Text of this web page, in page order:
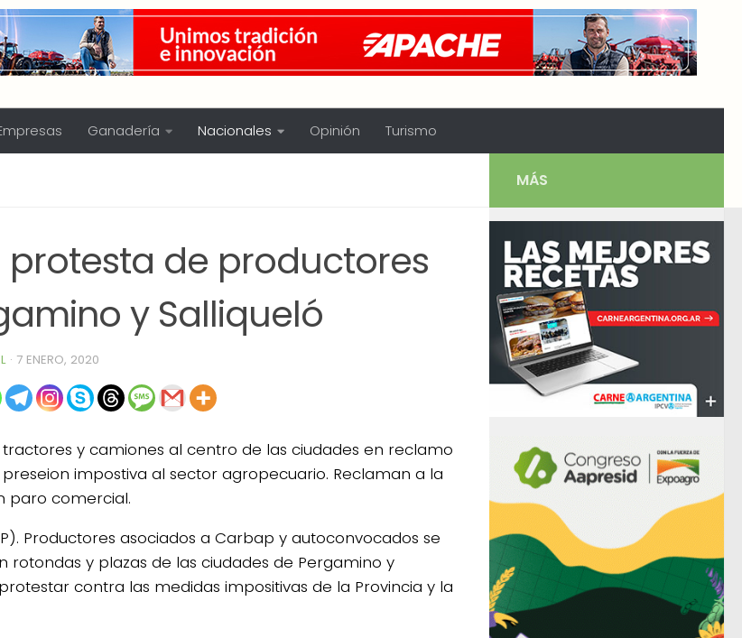
Ganadería Nacionales Opinión Turismo
protesta de productores
y Salliqueló
· 7 ENERO, 2020
y camiones al centro de las ciudades en reclamo
impostiva al sector agropecuario. Reclaman a la
paro comercial.
Productores asociados a Carbap y autoconvocados se
rotondas y plazas de las ciudades de Pergamino y
contra las medidas impositivas de la Provincia y la
MÁS